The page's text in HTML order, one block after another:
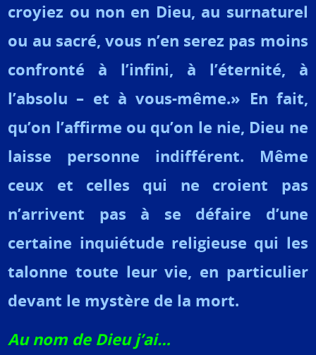
croyiez ou non en Dieu, au surnaturel
ou au sacré, vous n’en serez pas moins
confronté à l’infini, à l’éternité, à
l’absolu – et à vous-même.» En fait,
qu’on l’affirme ou qu’on le nie, Dieu ne
laisse personne indifférent. Même
ceux et celles qui ne croient pas
n’arrivent pas à se défaire d’une
certaine inquiétude religieuse qui les
talonne toute leur vie, en particulier
devant le mystère de la mort.
Au nom de Dieu j’ai…